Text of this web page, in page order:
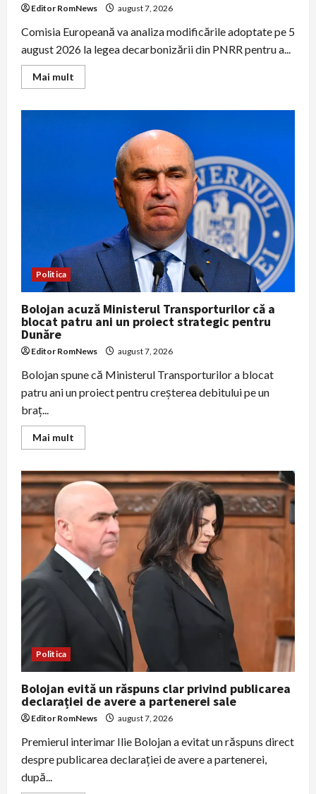
Editor RomNews august 7, 2026
Comisia Europeană va analiza modificările adoptate pe 5
august 2026 la legea decarbonizării din PNRR pentru a...
Mai mult
more
modificările
decarbonizării
adoptate
Parlamentul
Politica
Bolojan acuză Ministerul Transporturilor că a
blocat patru ani un proiect strategic pentru
Dunăre
Editor RomNews august 7, 2026
Bolojan spune că Ministerul Transporturilor a blocat
patru ani un proiect pentru creșterea debitului pe un
braț...
Mai mult
more
acuză
Ministerul
Transporturilor
că
blocat
ani
un
proiect
strategic
pentru
Dunăre
Politica
Bolojan evită un răspuns clar privind publicarea
declarației de avere a partenerei sale
Editor RomNews august 7, 2026
Premierul interimar Ilie Bolojan a evitat un răspuns direct
despre publicarea declarației de avere a partenerei,
după...